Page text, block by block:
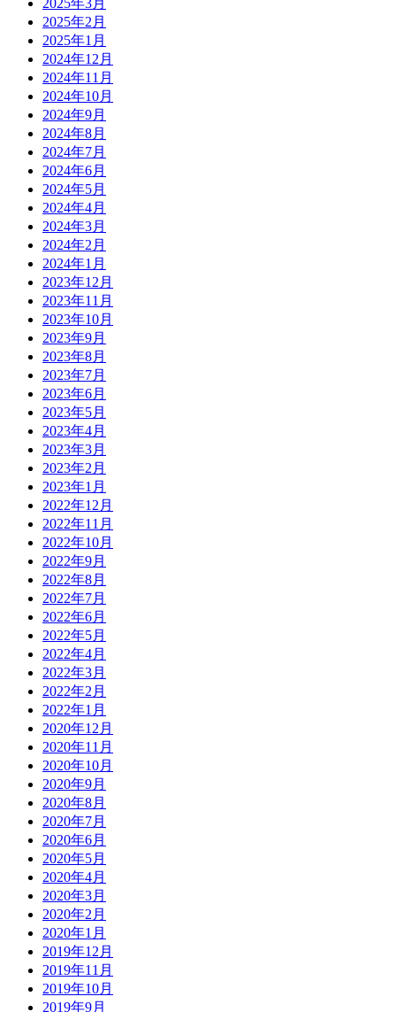
2025年3月
2025年2月
2025年1月
2024年12月
2024年11月
2024年10月
2024年9月
2024年8月
2024年7月
2024年6月
2024年5月
2024年4月
2024年3月
2024年2月
2024年1月
2023年12月
2023年11月
2023年10月
2023年9月
2023年8月
2023年7月
2023年6月
2023年5月
2023年4月
2023年3月
2023年2月
2023年1月
2022年12月
2022年11月
2022年10月
2022年9月
2022年8月
2022年7月
2022年6月
2022年5月
2022年4月
2022年3月
2022年2月
2022年1月
2020年12月
2020年11月
2020年10月
2020年9月
2020年8月
2020年7月
2020年6月
2020年5月
2020年4月
2020年3月
2020年2月
2020年1月
2019年12月
2019年11月
2019年10月
2019年9月